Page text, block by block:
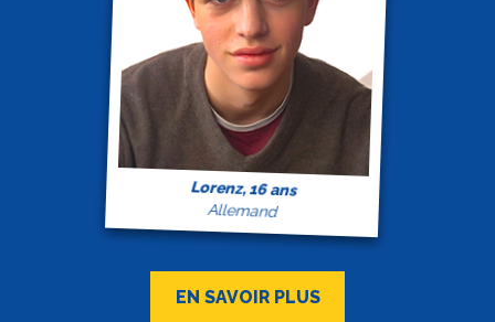
Lorenz, 16 ans
Allemand
EN SAVOIR PLUS